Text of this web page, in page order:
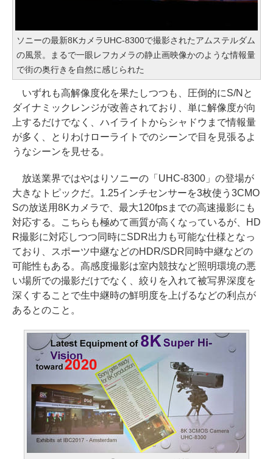
ソニーの最新8KカメラUHC-8300で撮影されたアムステルダム
の風景。まるで一眼レフカメラの静止画映像かのような情報量
で街の奥行きを自然に感じられた
いずれも高解像度化を果たしつつも、圧倒的にS/Nと
ダイナミックレンジが改善されており、単に解像度が向
上するだけでなく、ハイライトからシャドウまで情報量
が多く、とりわけローライトでのシーンで目を見張るよ
うなシーンを見せる。
放送業界ではやはりソニーの「UHC-8300」の登場が
大きなトピックだ。1.25インチセンサーを3枚使う3CMO
Sの放送用8Kカメラで、最大120fpsまでの高速撮影にも
対応する。こちらも極めて画質が高くなっているが、HD
R撮影に対応しつつ同時にSDR出力も可能な仕様となっ
ており、スポーツ中継などのHDR/SDR同時中継などの
可能性もある。高感度撮影は室内競技など照明環境の悪
い場所での撮影だけでなく、絞りを入れて被写界深度を
深くすることで生中継時の鮮明度を上げるなどの利点が
あるとのこと。